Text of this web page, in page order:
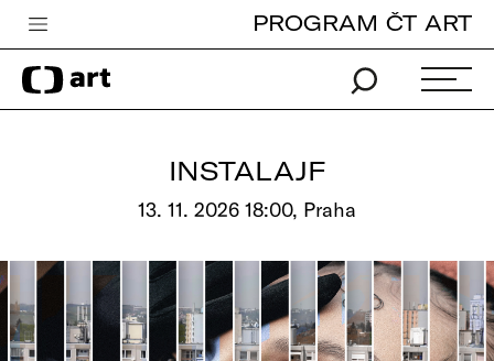
Česká televize
Zpravodajství
Pro děti
edu
PROGRAM ČT ART
INSTALAJF
13. 11. 2026 18:00, Praha